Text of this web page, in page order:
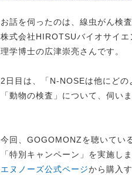
お話を伺ったのは、線虫がん検
株式会社HIROTSUバイオサイエ
理学博士の広津崇亮さんです。
2日目は、「N-NOSEは他にどの
「動物の検査」について、伺いま
今回、GOGOMONZを聴いてい
「特別キャンペーン」を実施しま
エヌノーズ公式ページから購入